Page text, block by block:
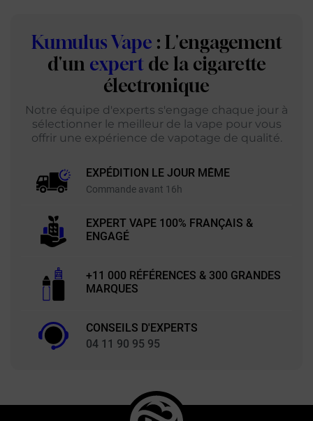
Kumulus Vape : L'engagement
d'un expert de la cigarette
électronique
Notre équipe d'experts s'engage chaque jour à
sélectionner le meilleur de la vape pour vous
offrir une expérience de vapotage de qualité.
EXPÉDITION LE JOUR MÊME
Commande avant 16h
EXPERT VAPE 100% FRANÇAIS &
ENGAGÉ
+11 000 RÉFÉRENCES & 300 GRANDES
MARQUES
CONSEILS D'EXPERTS
04 11 90 95 95